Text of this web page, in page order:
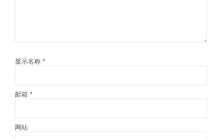
显示名称 *
邮箱 *
网站